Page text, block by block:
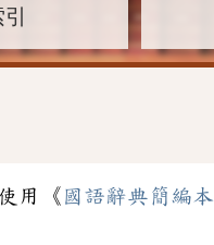
用《 國語辭典簡編本